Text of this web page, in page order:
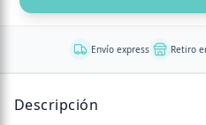
Envío express Retiro
Descripción